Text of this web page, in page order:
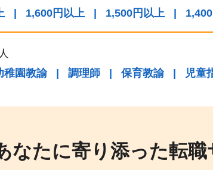
| 1,600円以上 | 1,500円以上 |
稚園教諭 | 調理師 | 保育教諭 | 児童
なたに寄り添った転職